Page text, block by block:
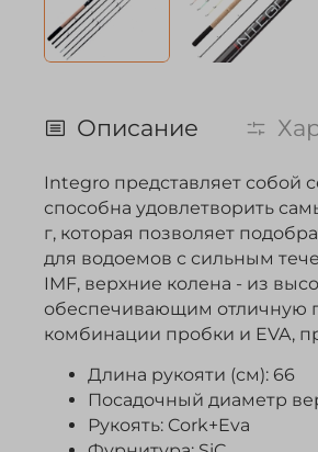
Описание
Integro представляет
способна удовлетворить
г, которая позволяет
для водоемов с сильным
IMF, верхние колена - из
обеспечивающим отличную
комбинации пробки и EVA,
Длина рукояти (см): 66
Посадочный диаметр
Рукоять: Cork+Eva